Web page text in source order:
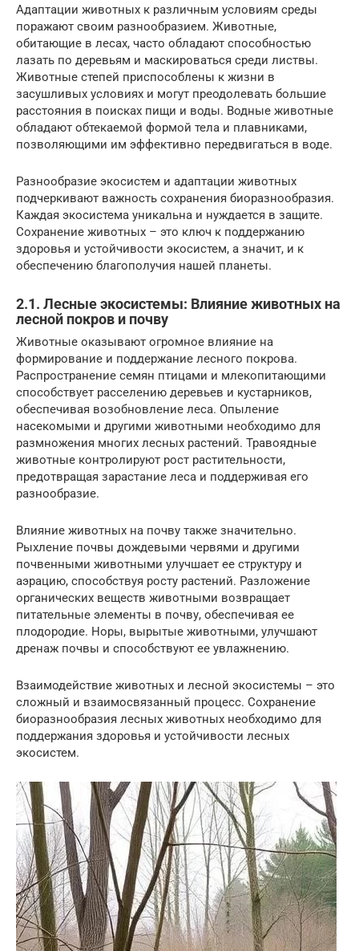
Адаптации животных к различным условиям среды
поражают своим разнообразием. Животные,
обитающие в лесах, часто обладают способностью
лазать по деревьям и маскироваться среди листвы.
Животные степей приспособлены к жизни в
засушливых условиях и могут преодолевать большие
расстояния в поисках пищи и воды. Водные животные
обладают обтекаемой формой тела и плавниками,
позволяющими им эффективно передвигаться в воде.
Разнообразие экосистем и адаптации животных
подчеркивают важность сохранения биоразнообразия.
Каждая экосистема уникальна и нуждается в защите.
Сохранение животных – это ключ к поддержанию
здоровья и устойчивости экосистем, а значит, и к
обеспечению благополучия нашей планеты.
2.1. Лесные экосистемы: Влияние животных на
лесной покров и почву
Животные оказывают огромное влияние на
формирование и поддержание лесного покрова.
Распространение семян птицами и млекопитающими
способствует расселению деревьев и кустарников,
обеспечивая возобновление леса. Опыление
насекомыми и другими животными необходимо для
размножения многих лесных растений. Травоядные
животные контролируют рост растительности,
предотвращая зарастание леса и поддерживая его
разнообразие.
Влияние животных на почву также значительно.
Рыхление почвы дождевыми червями и другими
почвенными животными улучшает ее структуру и
аэрацию, способствуя росту растений. Разложение
органических веществ животными возвращает
питательные элементы в почву, обеспечивая ее
плодородие. Норы, вырытые животными, улучшают
дренаж почвы и способствуют ее увлажнению.
Взаимодействие животных и лесной экосистемы – это
сложный и взаимосвязанный процесс. Сохранение
биоразнообразия лесных животных необходимо для
поддержания здоровья и устойчивости лесных
экосистем.